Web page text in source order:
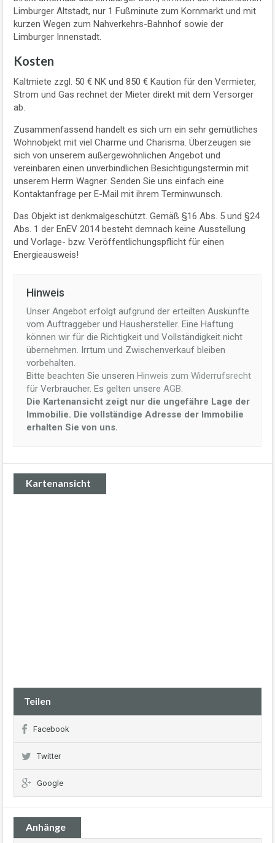
Limburger Altstadt, nur 1 Fußminute zum Kornmarkt und mit
kurzen Wegen zum Nahverkehrs-Bahnhof sowie der
Limburger Innenstadt.
Kosten
Kaltmiete zzgl. 50 € NK und 850 € Kaution für den Vermieter,
Strom und Gas rechnet der Mieter direkt mit dem Versorger
ab.
Zusammenfassend handelt es sich um ein sehr gemütliches
Wohnobjekt mit viel Charme und Charisma. Überzeugen sie
sich von unserem außergewöhnlichen Angebot und
vereinbaren einen unverbindlichen Besichtigungstermin mit
unserem Herrn Wagner. Senden Sie uns einfach eine
Kontaktanfrage per E-Mail mit ihrem Terminwunsch.
Das Objekt ist denkmalgeschützt. Gemäß §16 Abs. 5 und §24
Abs. 1 der EnEV 2014 besteht demnach keine Ausstellung
und Vorlage- bzw. Veröffentlichungspflicht für einen
Energieausweis!
Hinweis
Unser Angebot erfolgt aufgrund der erteilten Auskünfte
vom Auftraggeber und Haushersteller. Eine Haftung
können wir für die Richtigkeit und Vollständigkeit nicht
übernehmen. Irrtum und Zwischenverkauf bleiben
vorbehalten.
Bitte beachten Sie unseren Hinweis zum Widerrufsrecht
für Verbraucher. Es gelten unsere AGB.
Die Kartenansicht zeigt nur die ungefähre Lage der
Immobilie. Die vollständige Adresse der Immobilie
erhalten Sie von uns.
Kartenansicht
Teilen
Facebook
Twitter
Google
Anhänge